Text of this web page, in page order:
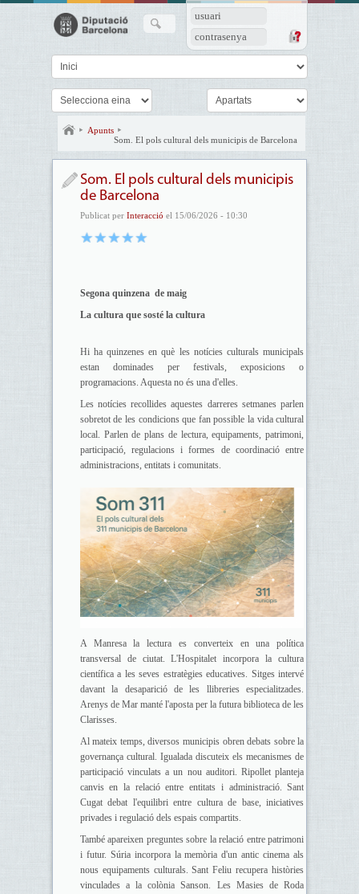
usuari
contrasenya
Apunts
Som. El pols cultural dels municipis de Barcelona
Som. El pols cultural dels municipis
de Barcelona
Publicat per Interacció el 15/06/2026 - 10:30
Segona quinzena de maig
La cultura que sosté la cultura
Hi ha quinzenes en què les notícies culturals municipals
estan dominades per festivals, exposicions o
programacions. Aquesta no és una d'elles.
Les notícies recollides aquestes darreres setmanes parlen
sobretot de les condicions que fan possible la vida cultural
local. Parlen de plans de lectura, equipaments, patrimoni,
participació, regulacions i formes de coordinació entre
administracions, entitats i comunitats.
A Manresa la lectura es converteix en una política
transversal de ciutat. L'Hospitalet incorpora la cultura
científica a les seves estratègies educatives. Sitges intervé
davant la desaparició de les llibreries especialitzades.
Arenys de Mar manté l'aposta per la futura biblioteca de les
Clarisses.
Al mateix temps, diversos municipis obren debats sobre la
governança cultural. Igualada discuteix els mecanismes de
participació vinculats a un nou auditori. Ripollet planteja
canvis en la relació entre entitats i administració. Sant
Cugat debat l'equilibri entre cultura de base, iniciatives
privades i regulació dels espais compartits.
També apareixen preguntes sobre la relació entre patrimoni
i futur. Súria incorpora la memòria d'un antic cinema als
nous equipaments culturals. Sant Feliu recupera històries
vinculades a la colònia Sanson. Les Masies de Roda